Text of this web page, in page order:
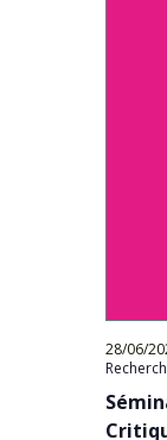
28/06/